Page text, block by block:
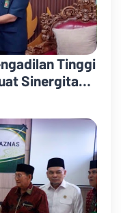
Tinggi
Sinergitas